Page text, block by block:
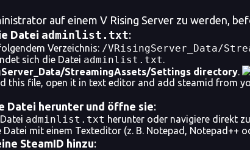
auf einem V Rising Server zu werden,
Datei adminlist.txt:
Verzeichnis: /VRisingServer_Data/
sich die Datei adminlist.txt.
StreamingAssets/Settings directory.
this file, open it in text editor and add steamid from
Datei herunter und öffne sie:
adminlist.txt herunter oder navigiere direkt
Datei mit einem Texteditor (z. B. Notepad, Notepad++
SteamID hinzu: